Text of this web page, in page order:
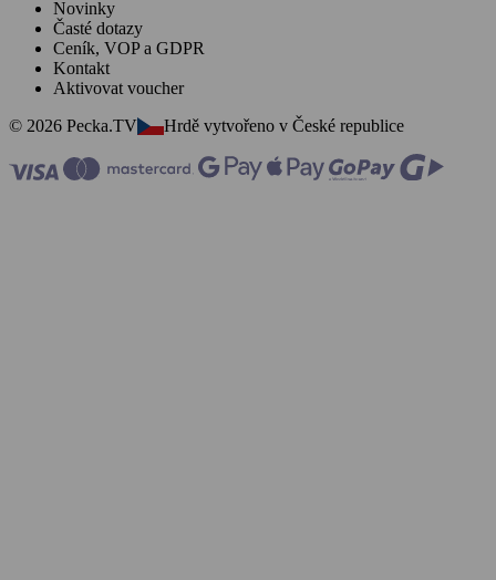
Novinky
Časté dotazy
Ceník, VOP a GDPR
Kontakt
Aktivovat voucher
© 2026 Pecka.TV
Hrdě vytvořeno v České republice